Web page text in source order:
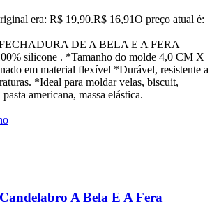
era: R$ 19,90.R$ 16,91O preço atual é:
DE A BELA E A FERA
silicone . *Tamanho do molde 4,0 CM X
em material flexível *Durável, resistente a
*Ideal para moldar velas, biscuit,
americana, massa elástica.
A Bela E A Fera